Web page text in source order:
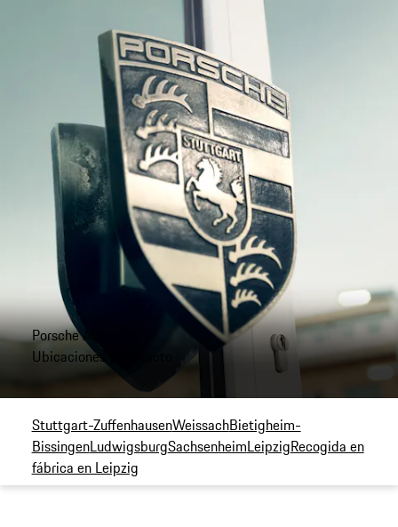
Porsche AG
Ubicaciones y contacto
Stuttgart-ZuffenhausenWeissachBietigheim-
BissingenLudwigsburgSachsenheimLeipzigRecogida en
fábrica en Leipzig